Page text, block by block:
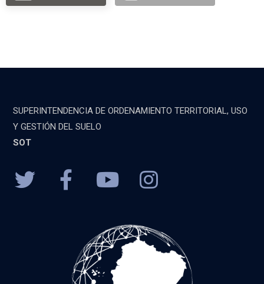
SUPERINTENDENCIA DE ORDENAMIENTO TERRITORIAL, USO
Y GESTIÓN DEL SUELO
SOT